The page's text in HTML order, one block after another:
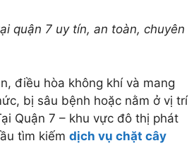
quận 7 uy tín, an toàn, chuyên
điều hòa không khí và mang
bị sâu bệnh hoặc nằm ở vị trí
Quận 7 – khu vực đô thị phát
tìm kiếm dịch vụ chặt cây